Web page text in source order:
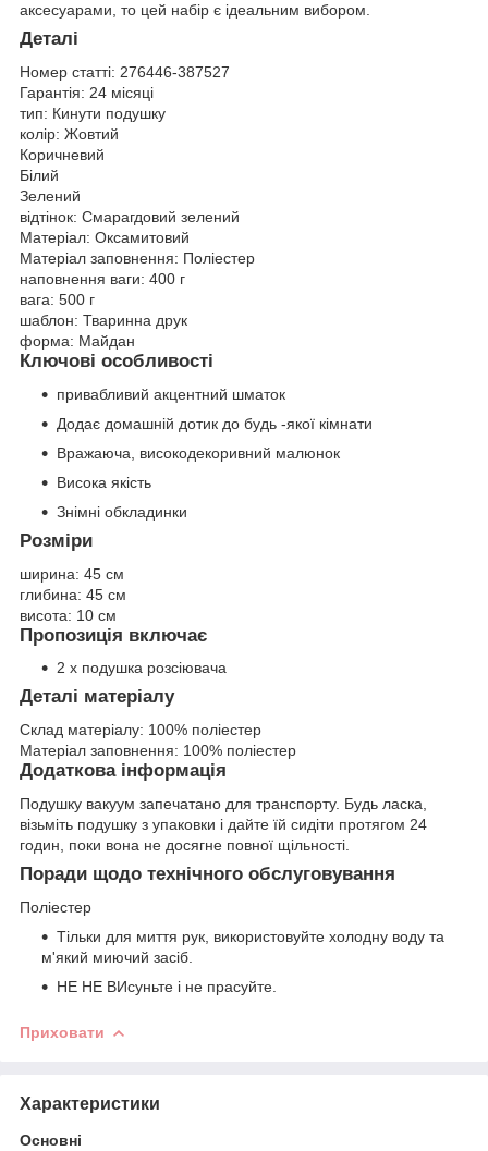
аксесуарами, то цей набір є ідеальним вибором.
Деталі
Номер статті: 276446-387527
Гарантія: 24 місяці
тип: Кинути подушку
колір: Жовтий
Коричневий
Білий
Зелений
відтінок: Смарагдовий зелений
Матеріал: Оксамитовий
Матеріал заповнення: Поліестер
наповнення ваги: 400 г
вага: 500 г
шаблон: Тваринна друк
форма: Майдан
Ключові особливості
привабливий акцентний шматок
Додає домашній дотик до будь -якої кімнати
Вражаюча, високодекоривний малюнок
Висока якість
Знімні обкладинки
Розміри
ширина: 45 см
глибина: 45 см
висота: 10 см
Пропозиція включає
2 x подушка розсіювача
Деталі матеріалу
Склад матеріалу: 100% поліестер
Матеріал заповнення: 100% поліестер
Додаткова інформація
Подушку вакуум запечатано для транспорту. Будь ласка,
візьміть подушку з упаковки і дайте їй сидіти протягом 24
годин, поки вона не досягне повної щільності.
Поради щодо технічного обслуговування
Поліестер
Тільки для миття рук, використовуйте холодну воду та
м'який миючий засіб.
НЕ НЕ ВИсуньте і не прасуйте.
Приховати
Характеристики
Основні